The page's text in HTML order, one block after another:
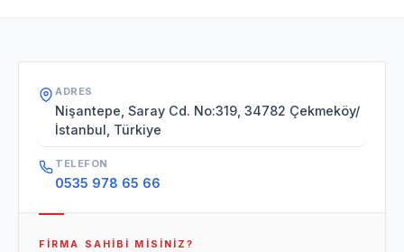
ADRES
Nişantepe, Saray Cd. No:319, 34782 Çekmeköy/
İstanbul, Türkiye
TELEFON
0535 978 65 66
FIRMA SAHIBI MISINIZ?